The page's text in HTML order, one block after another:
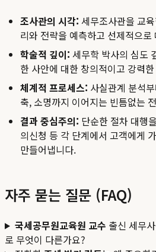
조사관의 시각: 세무조사관을 교
리와 전략을 예측하고 선제적으로
학술적 깊이: 세무학 박사의 심도
한 사안에 대한 창의적이고 강력
체계적 프로세스: 사실관계 분석
축, 소명까지 이어지는 빈틈없는
결과 중심주의: 단순한 절차 대행
의신청 등 각 단계에서 고객에게
만들어냅니다.
자주 묻는 질문 (FAQ)
국세공무원교육원 교수 출신 세무
로 무엇이 다른가요?